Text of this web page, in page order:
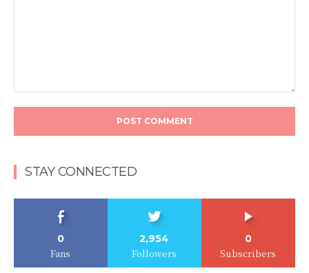
STAY CONNECTED
0
Fans
2,954
Followers
0
Subscribers